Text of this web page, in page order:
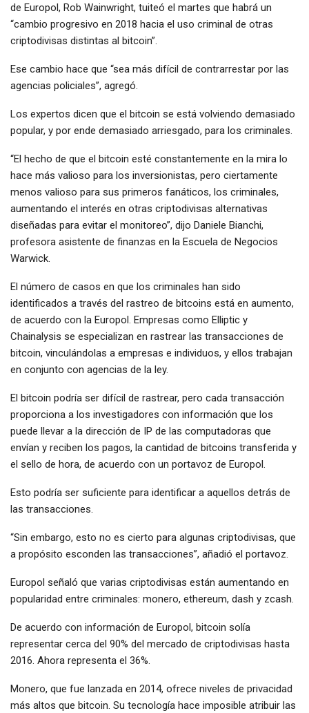
de Europol, Rob Wainwright, tuiteó el martes que habrá un
“cambio progresivo en 2018 hacia el uso criminal de otras
criptodivisas distintas al bitcoin”.
Ese cambio hace que “sea más difícil de contrarrestar por las
agencias policiales”, agregó.
Los expertos dicen que el bitcoin se está volviendo demasiado
popular, y por ende demasiado arriesgado, para los criminales.
“El hecho de que el bitcoin esté constantemente en la mira lo
hace más valioso para los inversionistas, pero ciertamente
menos valioso para sus primeros fanáticos, los criminales,
aumentando el interés en otras criptodivisas alternativas
diseñadas para evitar el monitoreo”, dijo Daniele Bianchi,
profesora asistente de finanzas en la Escuela de Negocios
Warwick.
El número de casos en que los criminales han sido
identificados a través del rastreo de bitcoins está en aumento,
de acuerdo con la Europol. Empresas como Elliptic y
Chainalysis se especializan en rastrear las transacciones de
bitcoin, vinculándolas a empresas e individuos, y ellos trabajan
en conjunto con agencias de la ley.
El bitcoin podría ser difícil de rastrear, pero cada transacción
proporciona a los investigadores con información que los
puede llevar a la dirección de IP de las computadoras que
envían y reciben los pagos, la cantidad de bitcoins transferida y
el sello de hora, de acuerdo con un portavoz de Europol.
Esto podría ser suficiente para identificar a aquellos detrás de
las transacciones.
“Sin embargo, esto no es cierto para algunas criptodivisas, que
a propósito esconden las transacciones”, añadió el portavoz.
Europol señaló que varias criptodivisas están aumentando en
popularidad entre criminales: monero, ethereum, dash y zcash.
De acuerdo con información de Europol, bitcoin solía
representar cerca del 90% del mercado de criptodivisas hasta
2016. Ahora representa el 36%.
Monero, que fue lanzada en 2014, ofrece niveles de privacidad
más altos que bitcoin. Su tecnología hace imposible atribuir las